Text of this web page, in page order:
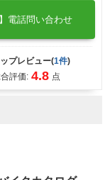
】電話問い合わせ
プレビュー(1件)
評価: 4.8 点